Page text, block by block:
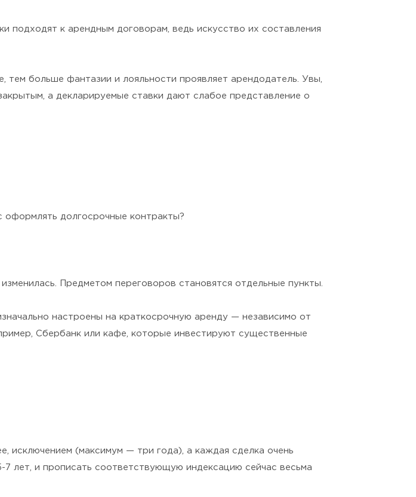
подходят к арендным договорам, ведь искусство их составления
тем больше фантазии и лояльности проявляет арендодатель. Увы,
а декларируемые ставки дают слабое представление о
оформлять долгосрочные контракты?
Предметом переговоров становятся отдельные пункты.
настроены на краткосрочную аренду — независимо от
Сбербанк или кафе, которые инвестируют существенные
исключением (максимум — три года), а каждая сделка очень
7 лет, и прописать соответствующую индексацию сейчас весьма